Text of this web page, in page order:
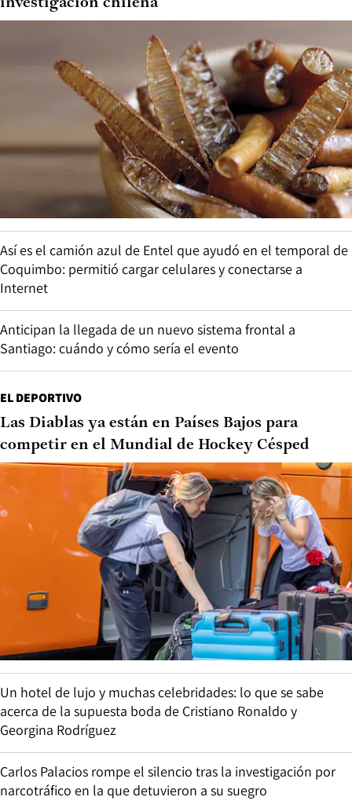
investigación chilena
Así es el camión azul de Entel que ayudó en el temporal de
Coquimbo: permitió cargar celulares y conectarse a
Internet
Anticipan la llegada de un nuevo sistema frontal a
Santiago: cuándo y cómo sería el evento
EL DEPORTIVO
Las Diablas ya están en Países Bajos para
competir en el Mundial de Hockey Césped
Un hotel de lujo y muchas celebridades: lo que se sabe
acerca de la supuesta boda de Cristiano Ronaldo y
Georgina Rodríguez
Carlos Palacios rompe el silencio tras la investigación por
narcotráfico en la que detuvieron a su suegro